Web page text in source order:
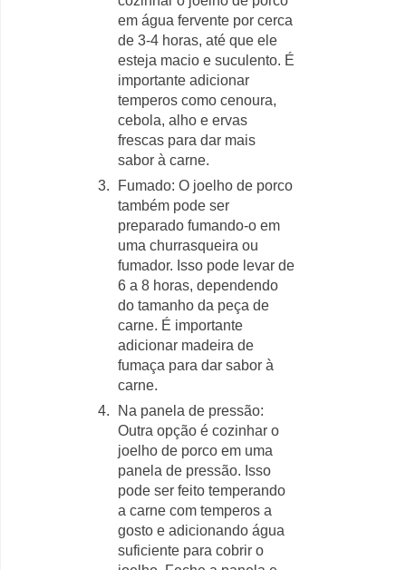
em água fervente por cerca
de 3-4 horas, até que ele
esteja macio e suculento. É
importante adicionar
temperos como cenoura,
cebola, alho e ervas
frescas para dar mais
sabor à carne.
Fumado: O joelho de porco
também pode ser
preparado fumando-o em
uma churrasqueira ou
fumador. Isso pode levar de
6 a 8 horas, dependendo
do tamanho da peça de
carne. É importante
adicionar madeira de
fumaça para dar sabor à
carne.
Na panela de pressão:
Outra opção é cozinhar o
joelho de porco em uma
panela de pressão. Isso
pode ser feito temperando
a carne com temperos a
gosto e adicionando água
suficiente para cobrir o